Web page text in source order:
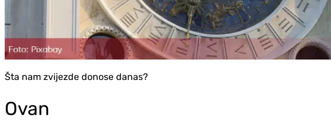
Šta nam zvijezde donose danas?
Ovan